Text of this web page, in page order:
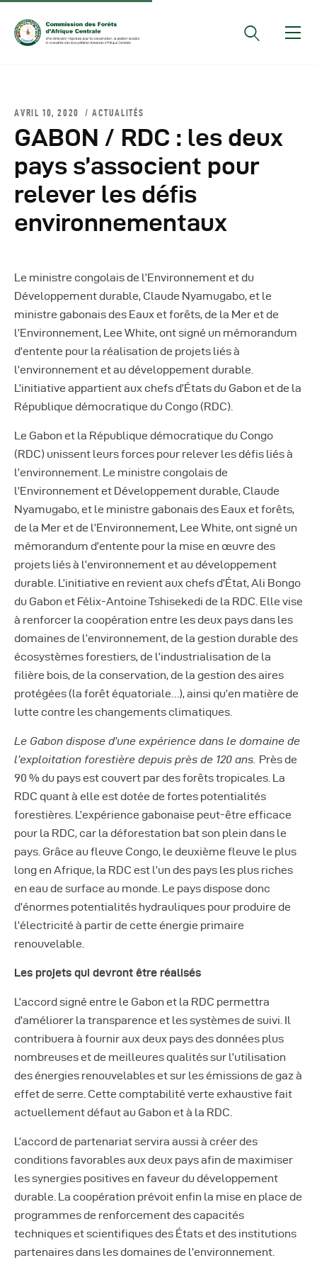
Conseils Des Ministres
Comptes Rendus De
Réunions Sous-
Régionales
Rapports
Publications
Réunions Réseaux
CEFDHAC
Autres Publications
AVRIL 10, 2020 ACTUALITÉS
GABON / RDC : les deux
pays s’associent pour
relever les défis
environnementaux
Le ministre congolais de l’Environnement et du
Développement durable, Claude Nyamugabo, et le
ministre gabonais des Eaux et forêts, de la Mer et de
l’Environnement, Lee White, ont signé un mémorandum
d’entente pour la réalisation de projets liés à
l’environnement et au développement durable.
L’initiative appartient aux chefs d’États du Gabon et de la
République démocratique du Congo (RDC).
Le Gabon et la République démocratique du Congo
(RDC) unissent leurs forces pour relever les défis liés à
l’environnement. Le ministre congolais de
l’Environnement et Développement durable, Claude
Nyamugabo, et le ministre gabonais des Eaux et forêts,
de la Mer et de l’Environnement, Lee White, ont signé un
mémorandum d’entente pour la mise en œuvre des
projets liés à l’environnement et au développement
durable. L’initiative en revient aux chefs d’État, Ali Bongo
du Gabon et Félix-Antoine Tshisekedi de la RDC. Elle vise
à renforcer la coopération entre les deux pays dans les
domaines de l’environnement, de la gestion durable des
écosystèmes forestiers, de l’industrialisation de la
filière bois, de la conservation, de la gestion des aires
protégées (la forêt équatoriale…), ainsi qu’en matière de
lutte contre les changements climatiques.
Le Gabon dispose d’une expérience dans le domaine de
l’exploitation forestière depuis près de 120 ans. Près de
90 % du pays est couvert par des forêts tropicales. La
RDC quant à elle est dotée de fortes potentialités
forestières. L’expérience gabonaise peut-être efficace
pour la RDC, car la déforestation bat son plein dans le
pays. Grâce au fleuve Congo, le deuxième fleuve le plus
long en Afrique, la RDC est l’un des pays les plus riches
en eau de surface au monde. Le pays dispose donc
d’énormes potentialités hydrauliques pour produire de
l’électricité à partir de cette énergie primaire
renouvelable.
Les projets qui devront être réalisés
L’accord signé entre le Gabon et la RDC permettra
d’améliorer la transparence et les systèmes de suivi. Il
contribuera à fournir aux deux pays des données plus
nombreuses et de meilleures qualités sur l’utilisation
des énergies renouvelables et sur les émissions de gaz à
effet de serre. Cette comptabilité verte exhaustive fait
actuellement défaut au Gabon et à la RDC.
L’accord de partenariat servira aussi à créer des
conditions favorables aux deux pays afin de maximiser
les synergies positives en faveur du développement
durable. La coopération prévoit enfin la mise en place de
programmes de renforcement des capacités
techniques et scientifiques des États et des institutions
partenaires dans les domaines de l’environnement.